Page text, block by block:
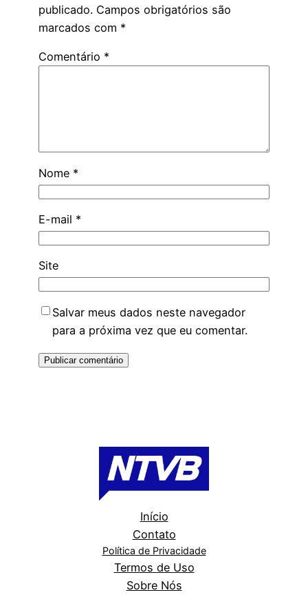
publicado. Campos obrigatórios são
marcados com *
Comentário *
Nome *
E-mail *
Site
Salvar meus dados neste navegador
para a próxima vez que eu comentar.
Início
Contato
Política de Privacidade
Termos de Uso
Sobre Nós